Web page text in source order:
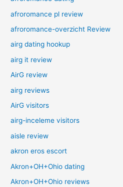
afroromance pl review
afroromance-overzicht Review
airg dating hookup
airg it review
AirG review
airg reviews
AirG visitors
airg-inceleme visitors
aisle review
akron eros escort
Akron+OH+Ohio dating
Akron+OH+Ohio reviews